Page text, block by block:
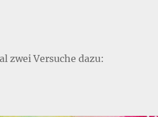
zwei Versuche dazu: